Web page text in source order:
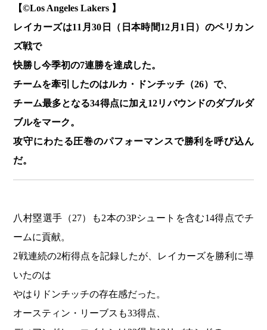
【©️Los Angeles Lakers 】
レイカーズは11月30日（日本時間12月1日）のペリカン
ズ戦で
快勝し今季初の7連勝を達成した。
チームを牽引したのはルカ・ドンチッチ（26）で、
チーム最多となる34得点に加え12リバウンドのダブルダ
ブルをマーク。
攻守にわたる圧巻のパフォーマンスで勝利を呼び込ん
だ。
八村塁選手（27）も2本の3Pシュートを含む14得点でチ
ームに貢献。
2戦連続の2桁得点を記録したが、レイカーズを勝利に導
いたのは
やはりドンチッチの存在感だった。
オースティン・リーブスも33得点、